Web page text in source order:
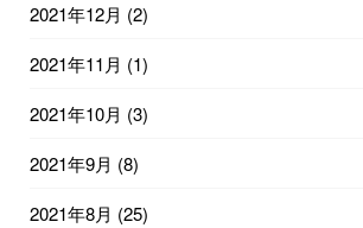
2021年12月 (2)
2021年11月 (1)
2021年10月 (3)
2021年9月 (8)
2021年8月 (25)